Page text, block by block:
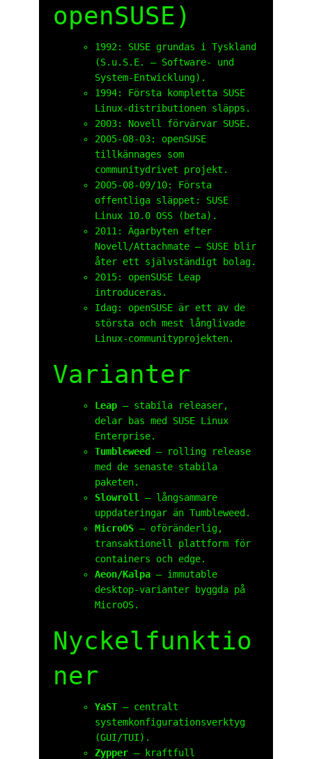
openSUSE)
1992: SUSE grundas i Tyskland
(S.u.S.E. – Software- und
System-Entwicklung).
1994: Första kompletta SUSE
Linux-distributionen släpps.
2003: Novell förvärvar SUSE.
2005-08-03: openSUSE
tillkännages som
communitydrivet projekt.
2005-08-09/10: Första
offentliga släppet: SUSE
Linux 10.0 OSS (beta).
2011: Ägarbyten efter
Novell/Attachmate – SUSE blir
åter ett självständigt bolag.
2015: openSUSE Leap
introduceras.
Idag: openSUSE är ett av de
största och mest långlivade
Linux-communityprojekten.
Varianter
Leap – stabila releaser,
delar bas med SUSE Linux
Enterprise.
Tumbleweed
– rolling release
med de senaste stabila
paketen.
Slowroll
– långsammare
uppdateringar än Tumbleweed.
MicroOS – oföränderlig,
transaktionell plattform för
containers och edge.
Aeon/Kalpa – immutable
desktop-varianter byggda på
MicroOS.
Nyckelfunktio
ner
YaST – centralt
systemkonfigurationsverktyg
(GUI/TUI).
Zypper – kraftfull